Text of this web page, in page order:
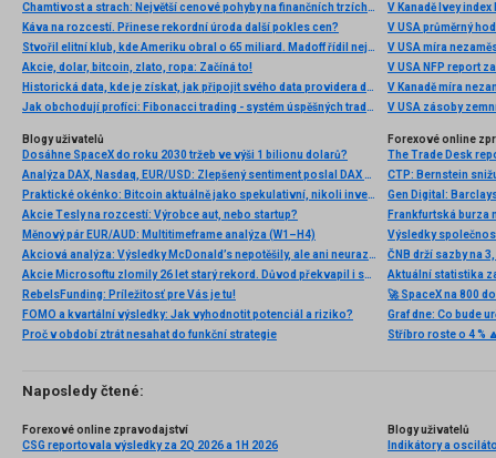
Chamtivost a strach: Největší cenové pohyby na finančních trzích (červenec 2026)
Káva na rozcestí. Přinese rekordní úroda další pokles cen?
Stvořil elitní klub, kde Ameriku obral o 65 miliard. Madoff řídil největší Ponzi dějin
Akcie, dolar, bitcoin, zlato, ropa: Začíná to!
Historická data, kde je získat, jak připojit svého data providera do MultiCharts a proč je budeme potřebovat? (4. díl)
Jak obchodují profíci: Fibonacci trading - systém úspěšných traderů
V Kanadě Ivey index
V USA průměrný
V USA míra
V USA NFP report
V Kanadě míra
V USA zásoby
Blogy uživatelů
Dosáhne SpaceX do roku 2030 tržeb ve výši 1 bilionu dolarů?
Analýza DAX, Nasdaq, EUR/USD: Zlepšený sentiment poslal DAX na nová maxima
Praktické okénko: Bitcoin aktuálně jako spekulativní, nikoli investiční aktivum
Akcie Tesly na rozcestí: Výrobce aut, nebo startup?
Měnový pár EUR/AUD: Multitimeframe analýza (W1–H4)
Akciová analýza: Výsledky McDonald’s nepotěšily, ale ani neurazily. Jakou vizi společnost prezentovala?
Akcie Microsoftu zlomily 26 let starý rekord. Důvod překvapil i samotné investory
RebelsFunding: Príležitosť pre Vás je tu!
FOMO a kvartální výsledky: Jak vyhodnotit potenciál a riziko?
Proč v období ztrát nesahat do funkční strategie
Forexové online
Výsledky
Aktuální statistika
Stříbro roste o 4 %
Naposledy čtené:
Forexové online zpravodajství
CSG reportovala výsledky za 2Q 2026 a 1H 2026
Blogy uživatelů
Indikátory a